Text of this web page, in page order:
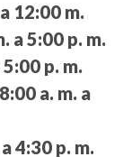
12:00 m.
a 5:00 p. m.
p. m.
8:00 a. m. a
4:30 p. m.